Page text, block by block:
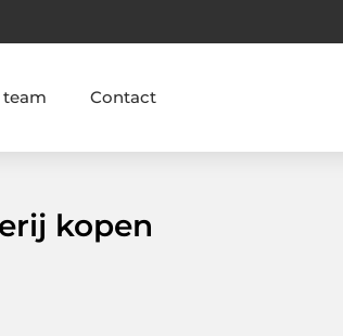
team Contact
kopen